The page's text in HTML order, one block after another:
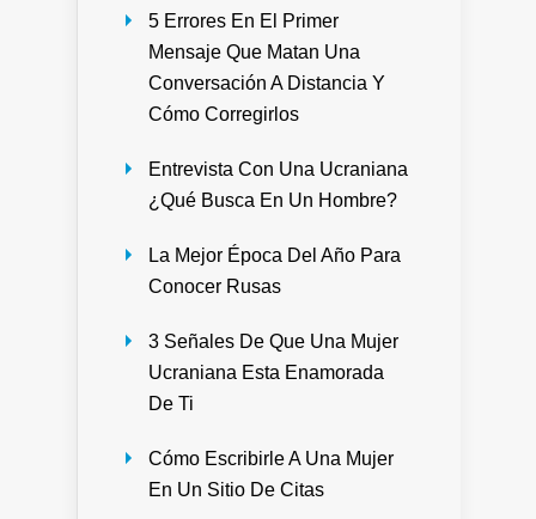
5 Errores En El Primer
Mensaje Que Matan Una
Conversación A Distancia Y
Cómo Corregirlos
Entrevista Con Una Ucraniana
¿Qué Busca En Un Hombre?
La Mejor Época Del Año Para
Conocer Rusas
3 Señales De Que Una Mujer
Ucraniana Esta Enamorada
De Ti
Cómo Escribirle A Una Mujer
En Un Sitio De Citas